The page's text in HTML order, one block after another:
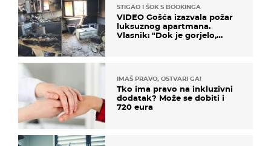
STIGAO I ŠOK S BOOKINGA
VIDEO Gošća izazvala požar
luksuznog apartmana.
Vlasnik: "Dok je gorjelo,
IMAŠ PRAVO, OSTVARI GA!
Tko ima pravo na inkluzivni
dodatak? Može se dobiti i
720 eura